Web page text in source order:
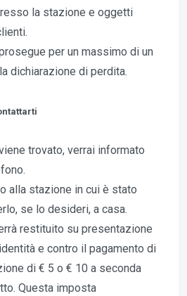
la stazione e oggetti
per un massimo di un
dichiarazione di perdita.
trovato, verrai informato
alla stazione in cui è stato
se lo desideri, a casa.
restituito su presentazione
e contro il pagamento di
di € 5 o € 10 a seconda
Questa imposta